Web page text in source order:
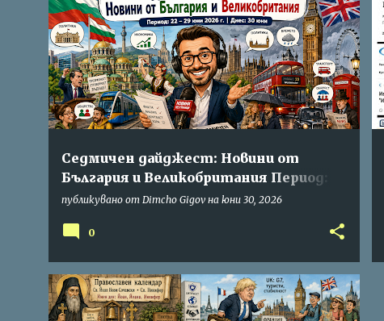
Седмичен дайджест: Новини от
България и Великобритания Период: 22
– 29 юни 2026 г. | Днес: 30 юни
публикувано от Dimcho Gigov на юни 30, 2026
БЪЛГАРИТЕ ВЪВ ВЕЛИКОБРИТАНИЯ
НА ТОЗИ ДЕН В МИНАЛОТО... +
СЕДМИЧЕН ДАЙДЖЕСТ
0
БЪЛГАРИТЕ ВЪВ ВЕЛИКОБРИТАНИЯ ВРЕМЕТО +1